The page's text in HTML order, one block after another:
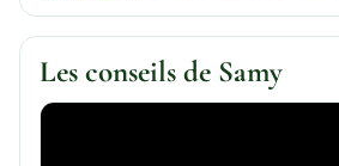
Les conseils de Samy